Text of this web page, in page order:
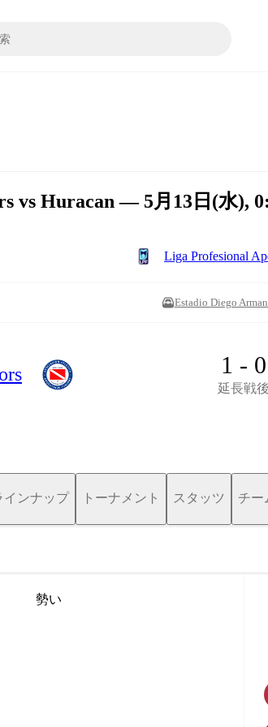
ップ
vs Huracan — 5月13日(水),
Liga Profesional
Estadio Diego
1 - 0
延長戦後
インナップ トーナメント スタッツ チー
勢い